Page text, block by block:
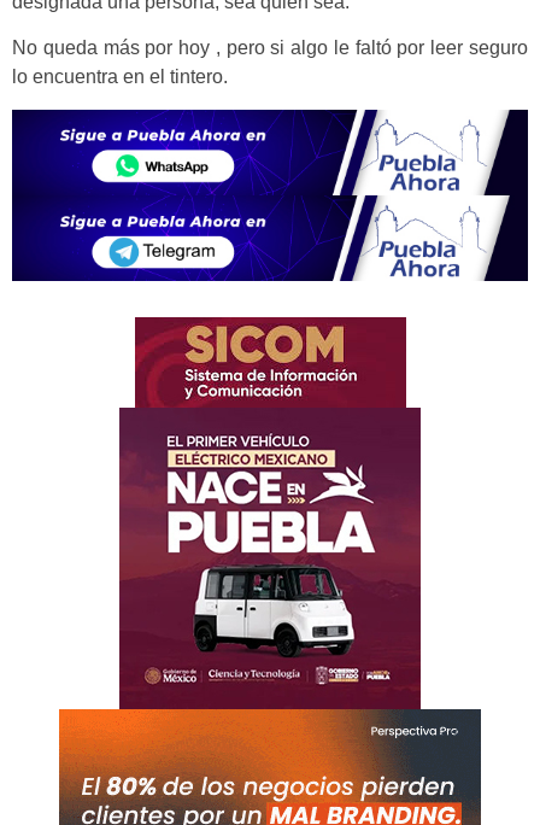
No queda más por hoy , pero si algo le faltó por leer seguro
lo encuentra en el tintero.